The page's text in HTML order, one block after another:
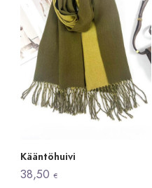
Kääntöhuivi
38,50€